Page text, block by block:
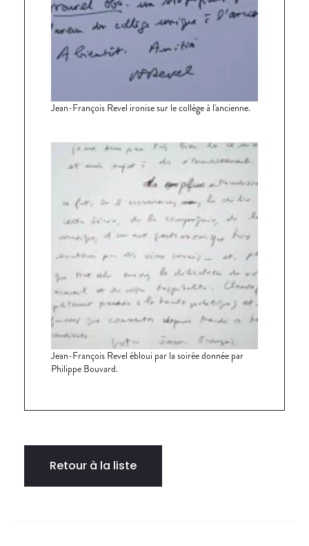
Jean-François Revel ironise sur le collège à l'ancienne.
Jean-François Revel ébloui par la soirée donnée par
Philippe Bouvard.
Retour à la liste